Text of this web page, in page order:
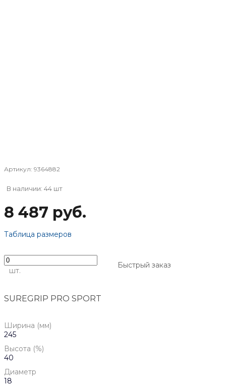
Артикул: 9364882
В наличии: 44 шт
8 487 руб.
Таблица размеров
шт.
Быстрый заказ
SUREGRIP PRO SPORT
Ширина (мм)
245
Высота (%)
40
Диаметр
18